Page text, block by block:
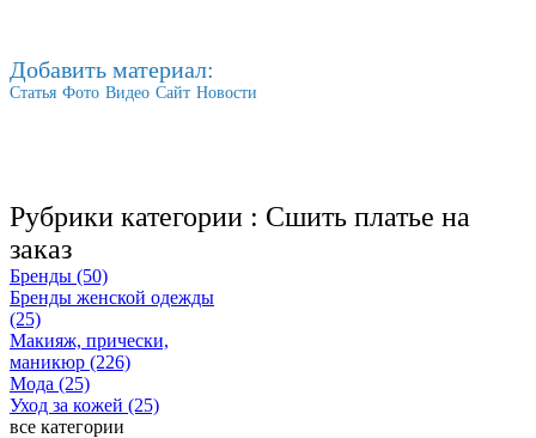
Добавить материал:
Статья Фото Видео Сайт Новости
Рубрики категории : Сшить платье на
заказ
Бренды (50)
Бренды женской одежды
(25)
Макияж, прически,
маникюр (226)
Мода (25)
Уход за кожей (25)
все категории